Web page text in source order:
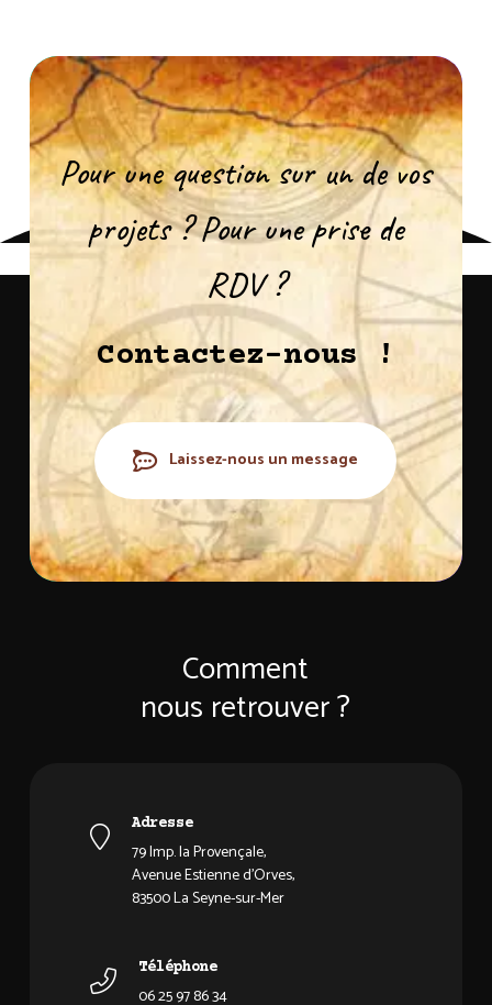
Pour une question sur un de vos
projets ? Pour une prise de
RDV ?
Contactez-nous !
Laissez-nous un message
Comment
nous retrouver ?
Adresse
79 Imp. la Provençale,
Avenue Estienne d'Orves,
83500 La Seyne-sur-Mer
Téléphone
06 25 97 86 34